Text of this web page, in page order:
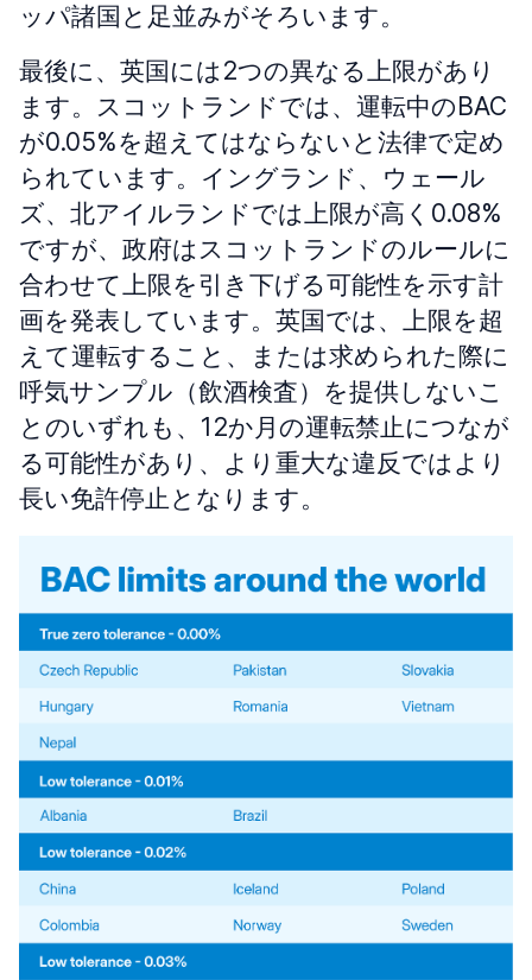
ッパ諸国と足並みがそろいます。
最後に、英国には2つの異なる上限があり
ます。スコットランドでは、運転中のBAC
が0.05%を超えてはならないと法律で定め
られています。イングランド、ウェール
ズ、北アイルランドでは上限が高く0.08%
ですが、政府はスコットランドのルールに
合わせて上限を引き下げる可能性を示す計
画を発表しています。英国では、上限を超
えて運転すること、または求められた際に
呼気サンプル（飲酒検査）を提供しないこ
とのいずれも、12か月の運転禁止につなが
る可能性があり、より重大な違反ではより
長い免許停止となります。